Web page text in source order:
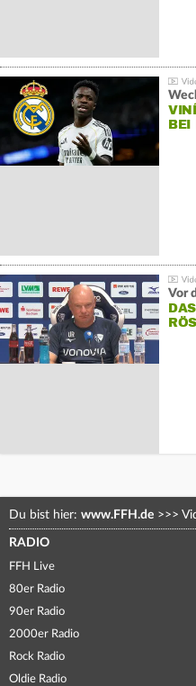
BEI
Vor
Du bist hier: www.FFH.de >>>
RADIO
FFH Live
80er Radio
90er Radio
2000er Radio
Rock Radio
Oldie Radio